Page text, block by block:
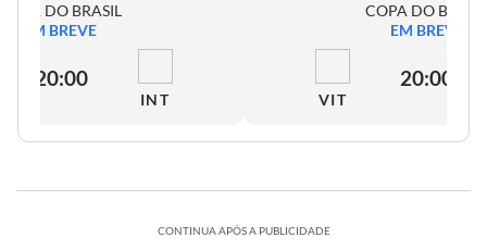
DO BRASIL
EM BREVE
20:00
INT
COPA DO
EM BREVE
VIT
20:00
CONTINUA APÓS A PUBLICIDADE